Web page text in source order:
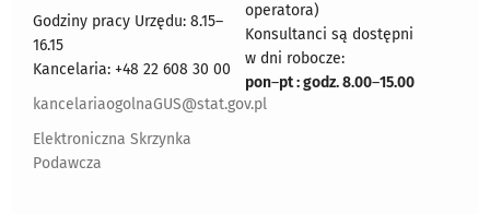
Godziny pracy Urzędu: 8.15–
16.15
Kancelaria: +48 22 608 30 00
kancelariaogolnaGUS@stat.gov.pl
Elektroniczna Skrzynka
Podawcza
operatora)
Konsultanci są dostępni
w dni robocze:
pon–pt : godz. 8.00–15.00